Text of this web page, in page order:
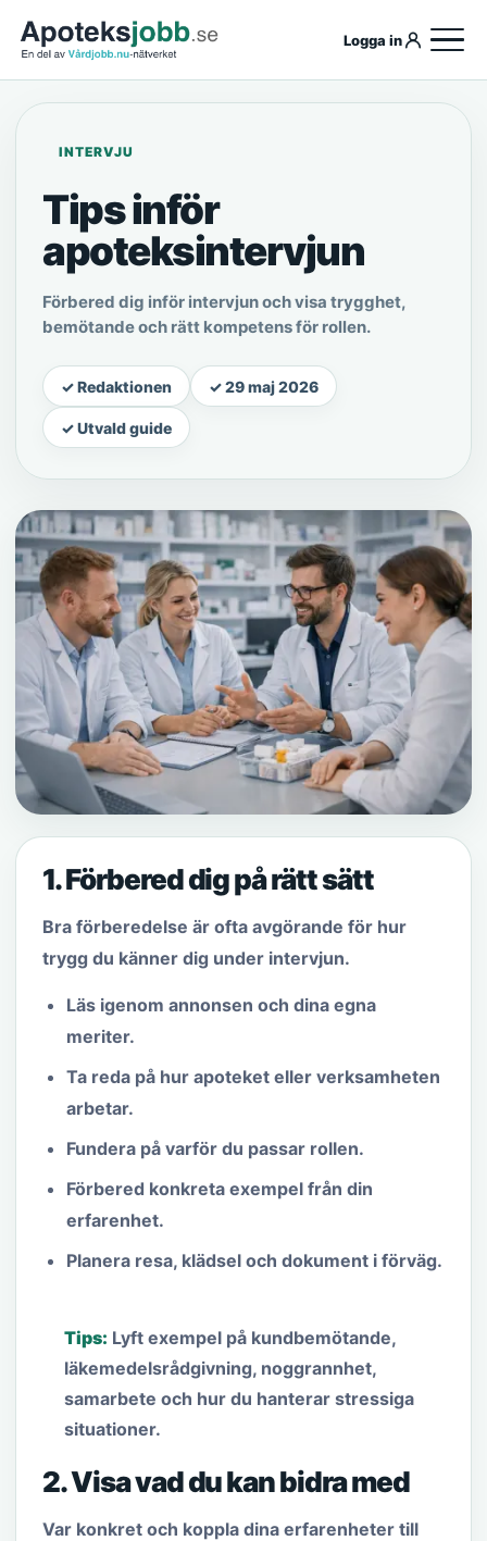
Logga in
INTERVJU
Tips inför
apoteksintervjun
Förbered dig inför intervjun och visa trygghet,
bemötande och rätt kompetens för rollen.
✓ Redaktionen ✓ 29 maj 2026
✓ Utvald guide
1. Förbered dig på rätt sätt
Bra förberedelse är ofta avgörande för hur
trygg du känner dig under intervjun.
Läs igenom annonsen och dina egna
meriter.
Ta reda på hur apoteket eller verksamheten
arbetar.
Fundera på varför du passar rollen.
Förbered konkreta exempel från din
erfarenhet.
Planera resa, klädsel och dokument i förväg.
Tips: Lyft exempel på kundbemötande,
läkemedelsrådgivning, noggrannhet,
samarbete och hur du hanterar stressiga
situationer.
2. Visa vad du kan bidra med
Var konkret och koppla dina erfarenheter till